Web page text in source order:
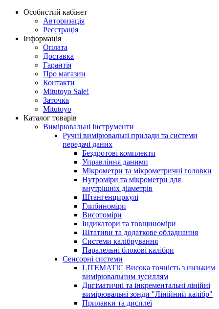
Особистий кабінет
Авторизація
Реєстрація
Інформація
Оплата
Доставка
Гарантія
Про магазин
Контакти
Mitutoyo Sale!
Заточка
Mitutoyo
Каталог товарів
Вимірювальні інструменти
Ручні вимірювальні прилади та системи
передачі даних
Бездротові комплекти
Управління даними
Мікрометри та мікрометричні головки
Нутроміри та мікрометри для
внутрішніх діаметрів
Штангенциркулі
Глибиноміри
Висотоміри
Індикатори та товщиноміри
Штативи та додаткове обладнання
Системи калібрування
Паралельні блокові калібри
Сенсорні системи
LITEMATIC Висока точність з низьким
вимірювальним зусиллям
Дигіматичні та інкрементальні лінійні
вимірювальні зонди "Лінійний калібр"
Прилавки та дисплеї